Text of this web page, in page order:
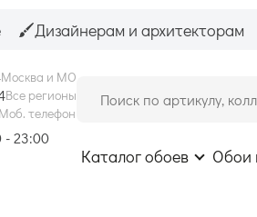
Дизайнерам и архитекторам
Москва и МО
Все регионы
телефон
- 23:00
Каталог обоев Обои